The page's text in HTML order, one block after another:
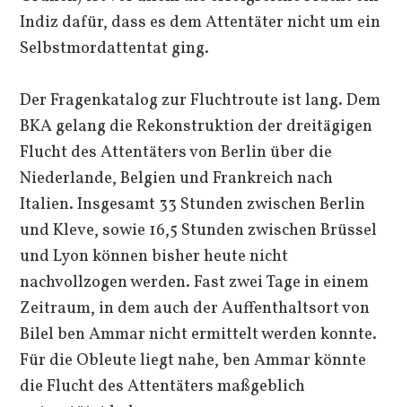
Indiz dafür, dass es dem Attentäter nicht um ein
Selbstmordattentat ging.
Der Fragenkatalog zur Fluchtroute ist lang. Dem
BKA gelang die Rekonstruktion der dreitägigen
Flucht des Attentäters von Berlin über die
Niederlande, Belgien und Frankreich nach
Italien. Insgesamt 33 Stunden zwischen Berlin
und Kleve, sowie 16,5 Stunden zwischen Brüssel
und Lyon können bisher heute nicht
nachvollzogen werden. Fast zwei Tage in einem
Zeitraum, in dem auch der Auffenthaltsort von
Bilel ben Ammar nicht ermittelt werden konnte.
Für die Obleute liegt nahe, ben Ammar könnte
die Flucht des Attentäters maßgeblich